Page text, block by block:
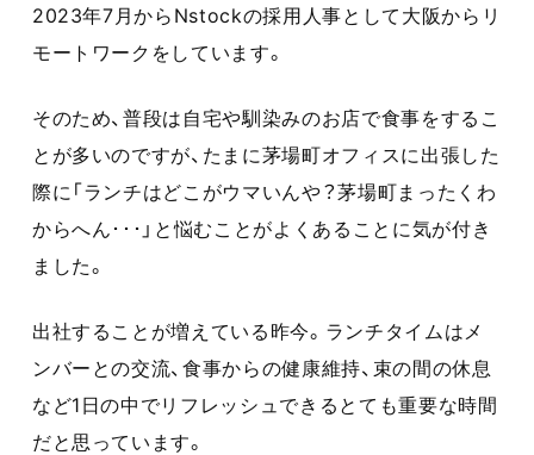
2023年7月からNstockの採用人事として大阪からリ
モートワークをしています。
そのため、普段は自宅や馴染みのお店で食事をするこ
とが多いのですが、たまに茅場町オフィスに出張した
際に「ランチはどこがウマいんや？茅場町まったくわ
からへん･･･」と悩むことがよくあることに気が付き
ました。
出社することが増えている昨今。ランチタイムはメ
ンバーとの交流、食事からの健康維持、束の間の休息
など1日の中でリフレッシュできるとても重要な時間
だと思っています。